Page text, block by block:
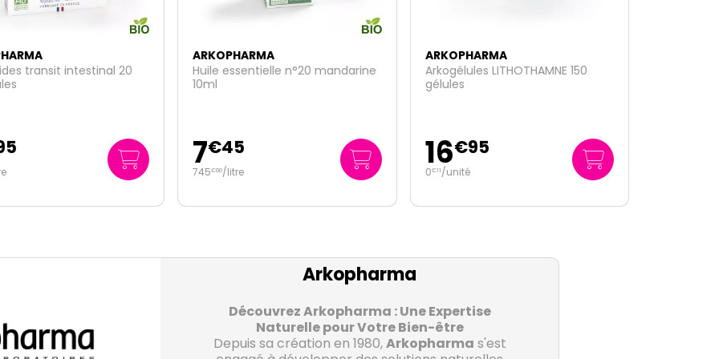
n°20 mandarine
litre
ARKOPHARMA
Arkogélules LITHOTHAMNE 150
gélules
16€
0€11/unité
ARKOPHARMA
Arkogélules levure de riz rouge
bio 120 gélules
22€59
188€25/litre
Arkopharma
Découvrez Arkopharma : Une Expertise
Naturelle pour Votre Bien-être
Depuis sa création en 1980,Arkopharma s'est